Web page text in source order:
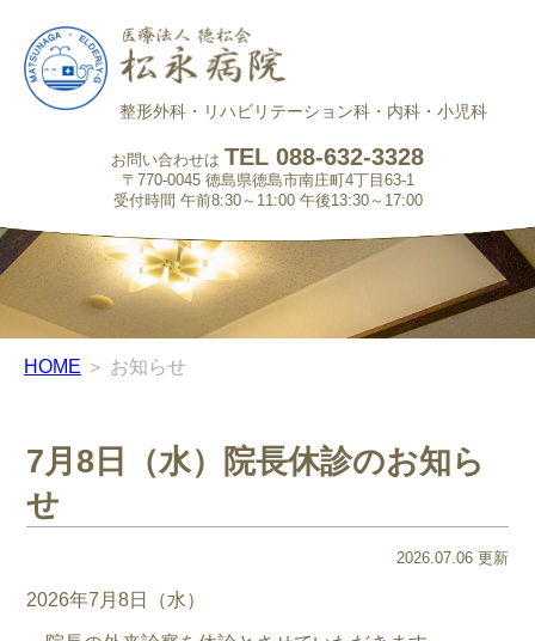
整形外科・リハビリテーション科・内科・小児科
お問い合わせは TEL 088-632-3328
〒770-0045 徳島県徳島市南庄町4丁目63-1
受付時間 午前8:30～11:00 午後13:30～17:00
HOME ＞ お知らせ
7月8日（水）院長休診のお知ら
せ
2026.07.06 更新
2026年7月8日（水）